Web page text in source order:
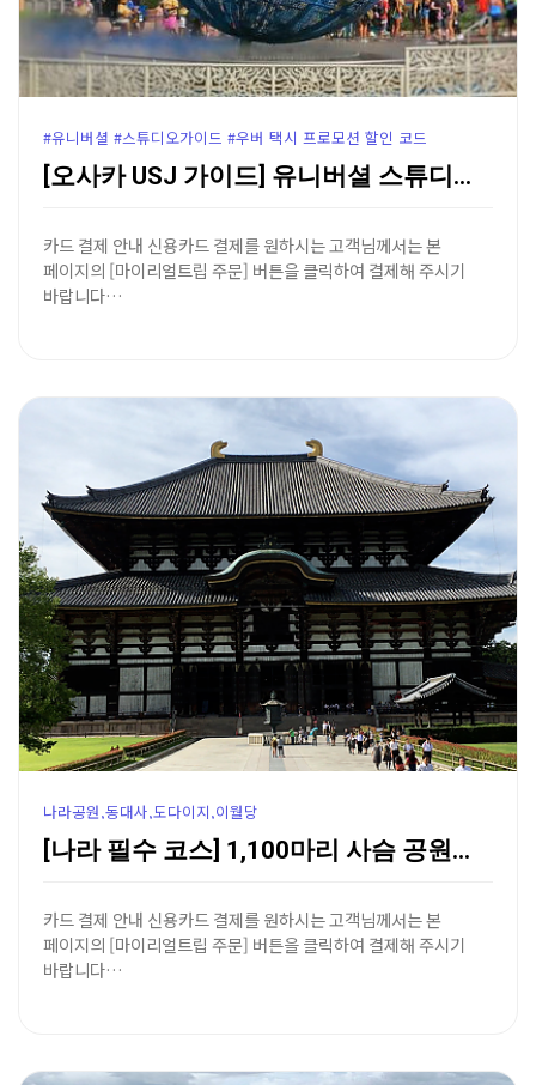
#유니버셜 #스튜디오가이드 #우버 택시 프로모션 할인 코드
[오사카 USJ 가이드] 유니버셜 스튜디오 재팬 가는 …
카드 결제 안내 신용카드 결제를 원하시는 고객님께서는 본
페이지의 [마이리얼트립 주문] 버튼을 클릭하여 결제해 주시기
바랍니다…
나라공원,동대사,도다이지,이월당
[나라 필수 코스] 1,100마리 사슴 공원과 세계 최…
카드 결제 안내 신용카드 결제를 원하시는 고객님께서는 본
페이지의 [마이리얼트립 주문] 버튼을 클릭하여 결제해 주시기
바랍니다…